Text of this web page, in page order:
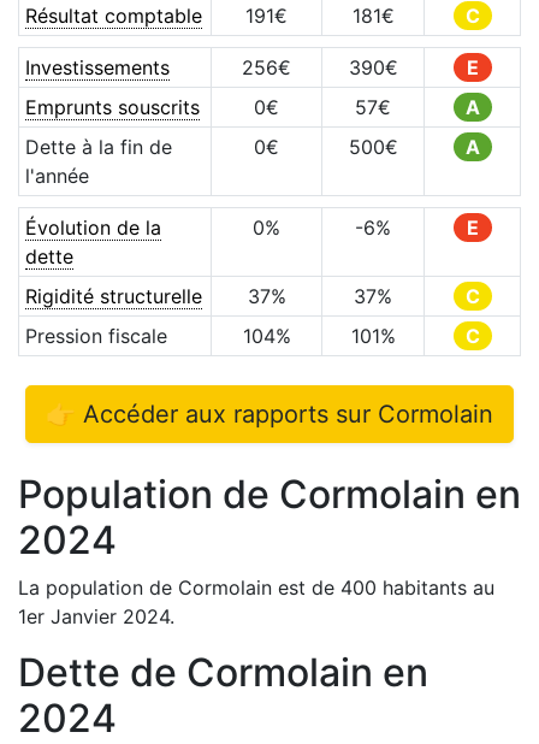
Résultat comptable
191€ 181€ C
Investissements 256€ 390€
E
Emprunts souscrits
0€ 57€
A
Dette à la fin de
l'année
0€ 500€ A
Évolution de la
dette
0% -6% E
Rigidité structurelle 37% 37%
C
Pression fiscale
104% 101% C
👉 Accéder aux rapports sur Cormolain
Population de Cormolain en
2024
La population de Cormolain est de 400 habitants au
1er Janvier 2024.
Dette de Cormolain en
2024